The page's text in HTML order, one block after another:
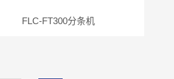
FLC-FT300分条机